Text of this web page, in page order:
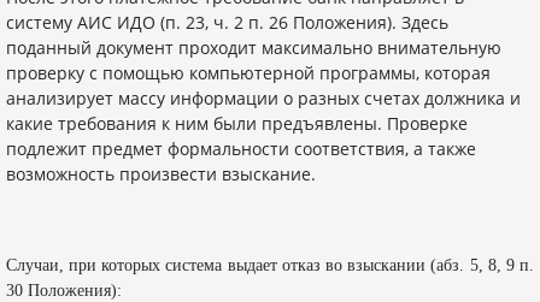
систему АИС ИДО (п. 23, ч. 2 п. 26 Положения). Здесь
поданный документ проходит максимально внимательную
проверку с помощью компьютерной программы, которая
анализирует массу информации о разных счетах должника и
какие требования к ним были предъявлены. Проверке
подлежит предмет формальности соответствия, а также
возможность произвести взыскание.
Случаи, при которых система выдает отказ во взыскании (абз. 5, 8, 9 п.
30 Положения):